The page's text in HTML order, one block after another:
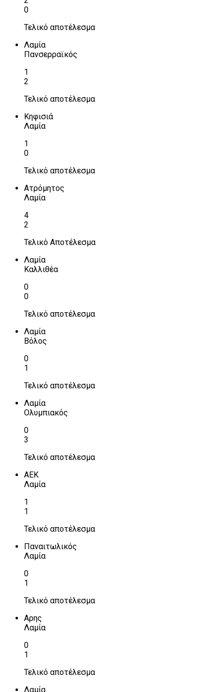
0
Τελικό αποτέλεσμα
Λαμία
Πανσερραϊκός
1
2
Τελικό αποτέλεσμα
Κηφισιά
Λαμία
1
0
Τελικό αποτέλεσμα
Ατρόμητος
Λαμία
4
2
Τελικό Αποτέλεσμα
Λαμία
Καλλιθέα
0
0
Τελικό αποτέλεσμα
Λαμία
Βόλος
0
1
Τελικό αποτέλεσμα
Λαμία
Ολυμπιακός
0
3
Τελικό αποτέλεσμα
ΑΕΚ
Λαμία
1
1
Τελικό αποτέλεσμα
Παναιτωλικός
Λαμία
0
1
Τελικό αποτέλεσμα
Αρης
Λαμία
0
1
Τελικό αποτέλεσμα
Λαμία